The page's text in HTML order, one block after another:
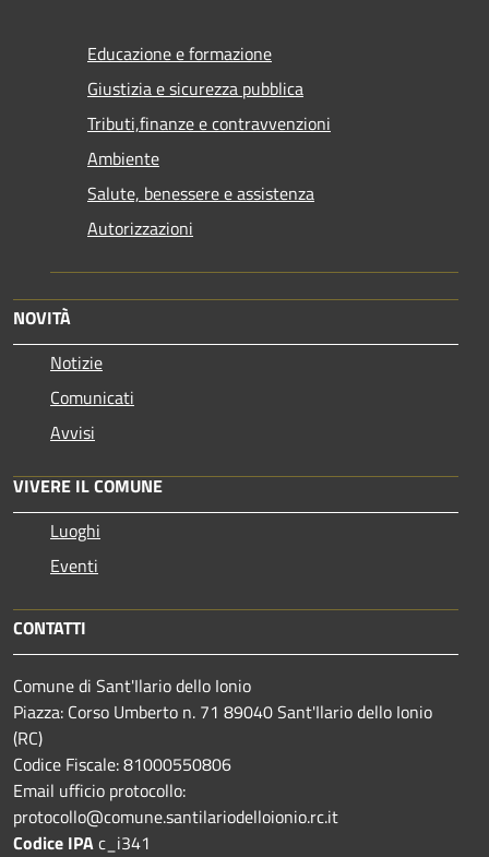
Educazione e formazione
Giustizia e sicurezza pubblica
Tributi,finanze e contravvenzioni
Ambiente
Salute, benessere e assistenza
Autorizzazioni
NOVITÀ
Notizie
Comunicati
Avvisi
VIVERE IL COMUNE
Luoghi
Eventi
CONTATTI
Comune di Sant'Ilario dello Ionio
Piazza: Corso Umberto n. 71 89040 Sant'Ilario dello Ionio
(RC)
Codice Fiscale: 81000550806
Email ufficio protocollo:
protocollo@comune.santilariodelloionio.rc.it
Codice IPAc_i341